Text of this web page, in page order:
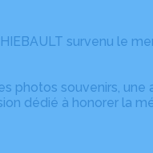
survenu le
photos souvenirs,
dédié à honorer la